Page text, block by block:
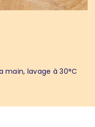
main, lavage à 30°C